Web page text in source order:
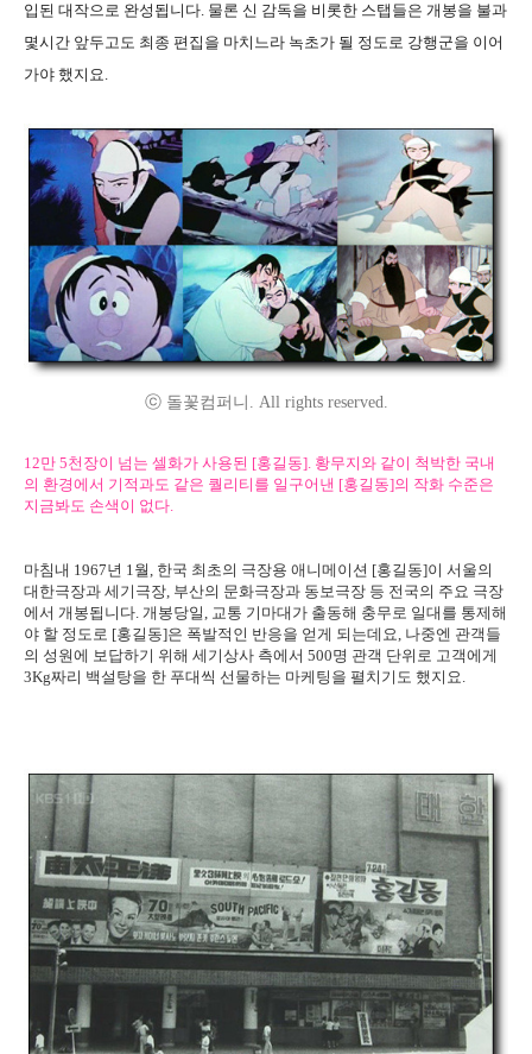
입된 대작으로 완성됩니다. 물론 신 감독을 비롯한 스탭들은 개봉을 불과
몇시간 앞두고도 최종 편집을 마치느라 녹초가 될 정도로 강행군을 이어
가야 했지요.
ⓒ 돌꽃컴퍼니. All rights reserved.
12만 5천장이 넘는 셀화가 사용된 [홍길동]. 황무지와 같이 척박한 국내
의 환경에서 기적과도 같은 퀄리티를 일구어낸 [홍길동]의 작화 수준은
지금봐도 손색이 없다.
마침내 1967년 1월, 한국 최초의 극장용 애니메이션 [홍길동]이 서울의
대한극장과 세기극장, 부산의 문화극장과 동보극장 등 전국의 주요 극장
에서 개봉됩니다. 개봉당일, 교통 기마대가 출동해 충무로 일대를 통제해
야 할 정도로 [홍길동]은 폭발적인 반응을 얻게 되는데요, 나중엔 관객들
의 성원에 보답하기 위해 세기상사 측에서 500명 관객 단위로 고객에게
3Kg짜리 백설탕을 한 푸대씩 선물하는 마케팅을 펼치기도 했지요.